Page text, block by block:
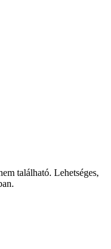
található. Lehetséges,